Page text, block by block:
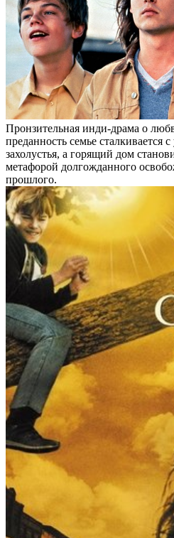
Пронзительная инди-драма о
преданность семье
захолустья, а горящий дом
метафорой долгожданного
прошлого.